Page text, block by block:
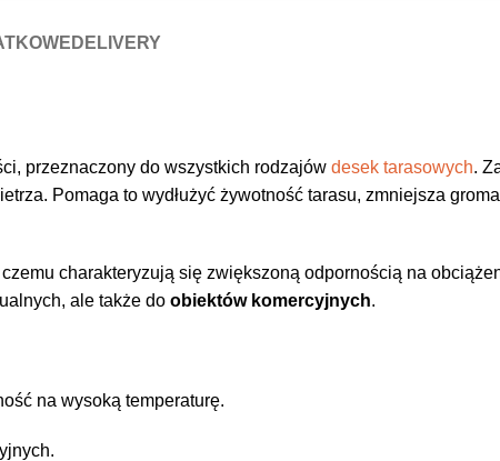
DELIVERY
przeznaczony do wszystkich rodzajów desek tarasowych.
Pomaga to wydłużyć żywotność tarasu, zmniejsza
charakteryzują się zwiększoną odpornością na
ale także do obiektów komercyjnych.
na wysoką temperaturę.